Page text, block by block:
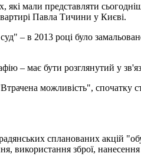
мали представляти
Павла Тичини у Києві.
– в 2013 році було
– має бути розглянутий у
можливість", спочатку
спланованих акцій
використання зброї,